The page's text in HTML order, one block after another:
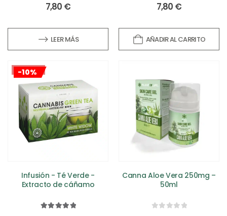
7,80 €
LEER MÁS
7,80 €
AÑADIR AL CARRITO
-10%
¡OFERTA!
Infusión - Té Verde -
Extracto de cáñamo
Canna Aloe Vera 250mg –
50ml